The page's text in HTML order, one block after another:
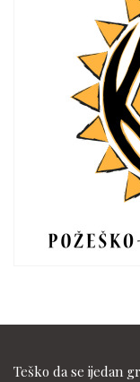
Teško da se ijedan